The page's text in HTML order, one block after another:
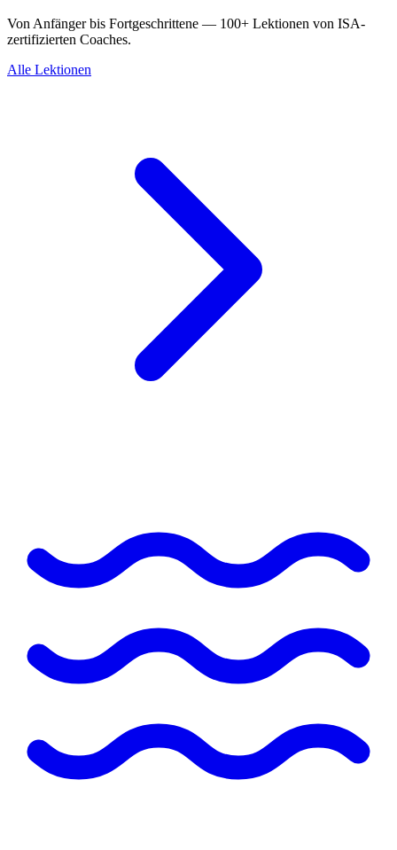
Von Anfänger bis Fortgeschrittene — 100+ Lektionen von ISA-
zertifizierten Coaches.
Alle Lektionen